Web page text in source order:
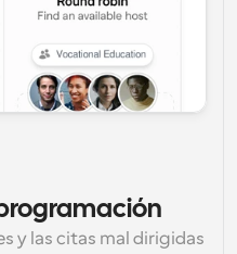
y las citas mal dirigidas